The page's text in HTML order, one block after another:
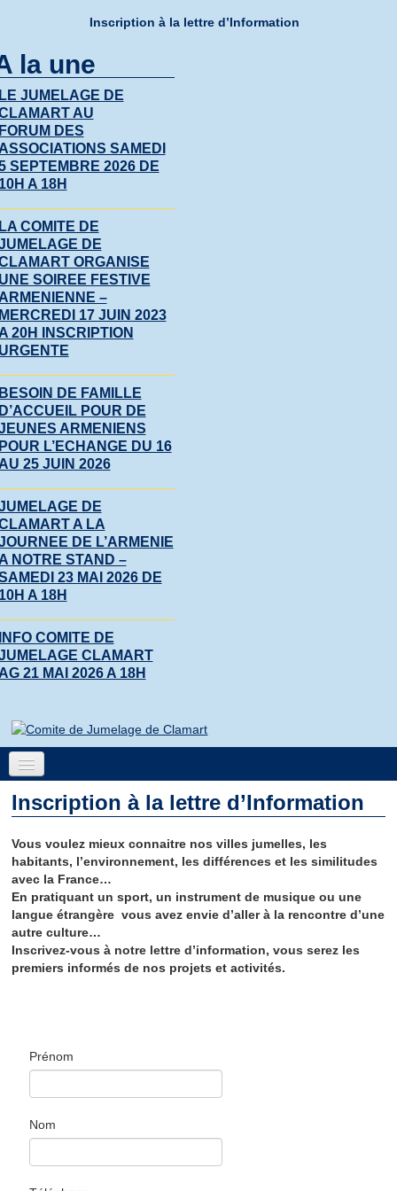
Inscription à la lettre d’Information
la une
JUMELAGE DE
AU
DES
SAMEDI
SEPTEMBRE 2026 DE
A 18H
COMITE DE
DE
ORGANISE
SOIREE FESTIVE
–
17 JUIN 2023
20H INSCRIPTION
DE FAMILLE
POUR DE
ARMENIENS
L’ECHANGE DU 16
25 JUIN 2026
DE
A LA
DE L’ARMENIE
NOTRE STAND –
23 MAI 2026 DE
A 18H
COMITE DE
CLAMART
21 MAI 2026 A 18H
Accueil
Clamart
Lunebourg
North Lincolnshire
Majadahonda
Penamacor
Qu’est-ce que le Comité de Jumelage de Clamart ?
Inscription à la lettre d’Information
Vous voulez mieux connaitre nos villes jumelles, les
habitants, l’environnement, les différences et les similitudes
avec la France…
En pratiquant un sport, un instrument de musique ou une
langue étrangère vous avez envie d’aller à la rencontre d’une
autre culture…
Inscrivez-vous à notre lettre d’information, vous serez les
premiers informés de nos projets et activités.
Prénom
Nom